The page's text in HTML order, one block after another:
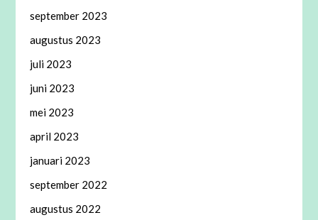
september 2023
augustus 2023
juli 2023
juni 2023
mei 2023
april 2023
januari 2023
september 2022
augustus 2022